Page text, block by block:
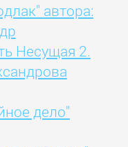
автора:
Несущая 2.
дело"